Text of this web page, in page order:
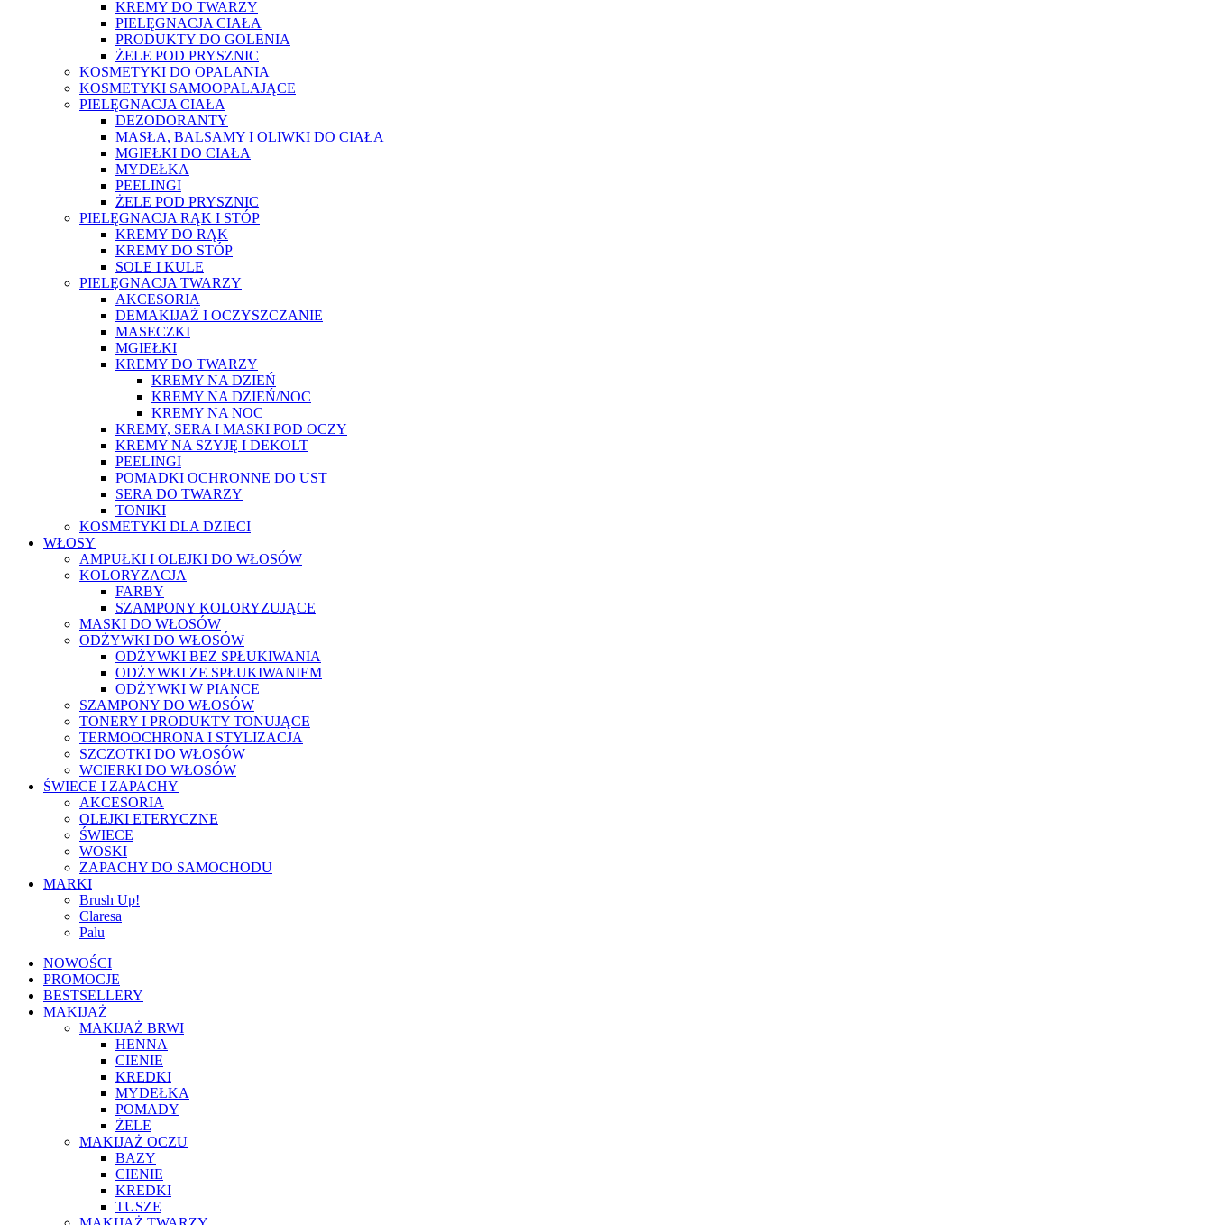
KREMY DO TWARZY
PIELĘGNACJA CIAŁA
PRODUKTY DO GOLENIA
ŻELE POD PRYSZNIC
KOSMETYKI DO OPALANIA
KOSMETYKI SAMOOPALAJĄCE
PIELĘGNACJA CIAŁA
DEZODORANTY
MASŁA, BALSAMY I OLIWKI DO CIAŁA
MGIEŁKI DO CIAŁA
MYDEŁKA
PEELINGI
ŻELE POD PRYSZNIC
PIELĘGNACJA RĄK I STÓP
KREMY DO RĄK
KREMY DO STÓP
SOLE I KULE
PIELĘGNACJA TWARZY
AKCESORIA
DEMAKIJAŻ I OCZYSZCZANIE
MASECZKI
MGIEŁKI
KREMY DO TWARZY
KREMY NA DZIEŃ
KREMY NA DZIEŃ/NOC
KREMY NA NOC
KREMY, SERA I MASKI POD OCZY
KREMY NA SZYJĘ I DEKOLT
PEELINGI
POMADKI OCHRONNE DO UST
SERA DO TWARZY
TONIKI
KOSMETYKI DLA DZIECI
WŁOSY
AMPUŁKI I OLEJKI DO WŁOSÓW
KOLORYZACJA
FARBY
SZAMPONY KOLORYZUJĄCE
MASKI DO WŁOSÓW
ODŻYWKI DO WŁOSÓW
ODŻYWKI BEZ SPŁUKIWANIA
ODŻYWKI ZE SPŁUKIWANIEM
ODŻYWKI W PIANCE
SZAMPONY DO WŁOSÓW
TONERY I PRODUKTY TONUJĄCE
TERMOOCHRONA I STYLIZACJA
SZCZOTKI DO WŁOSÓW
WCIERKI DO WŁOSÓW
ŚWIECE I ZAPACHY
AKCESORIA
OLEJKI ETERYCZNE
ŚWIECE
WOSKI
ZAPACHY DO SAMOCHODU
MARKI
Brush Up!
Claresa
Palu
NOWOŚCI
PROMOCJE
BESTSELLERY
MAKIJAŻ
MAKIJAŻ BRWI
HENNA
CIENIE
KREDKI
MYDEŁKA
POMADY
ŻELE
MAKIJAŻ OCZU
BAZY
CIENIE
KREDKI
TUSZE